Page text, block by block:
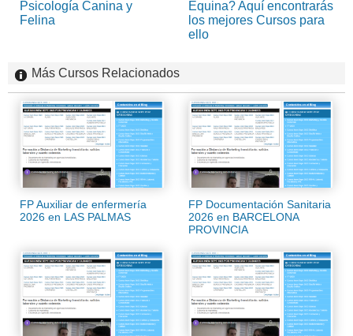
Psicología Canina y
Felina
Equina? Aquí encontrarás
los mejores Cursos para
ello
Más Cursos Relacionados
FP Auxiliar de enfermería
2026 en LAS PALMAS
FP Documentación Sanitaria
2026 en BARCELONA
PROVINCIA